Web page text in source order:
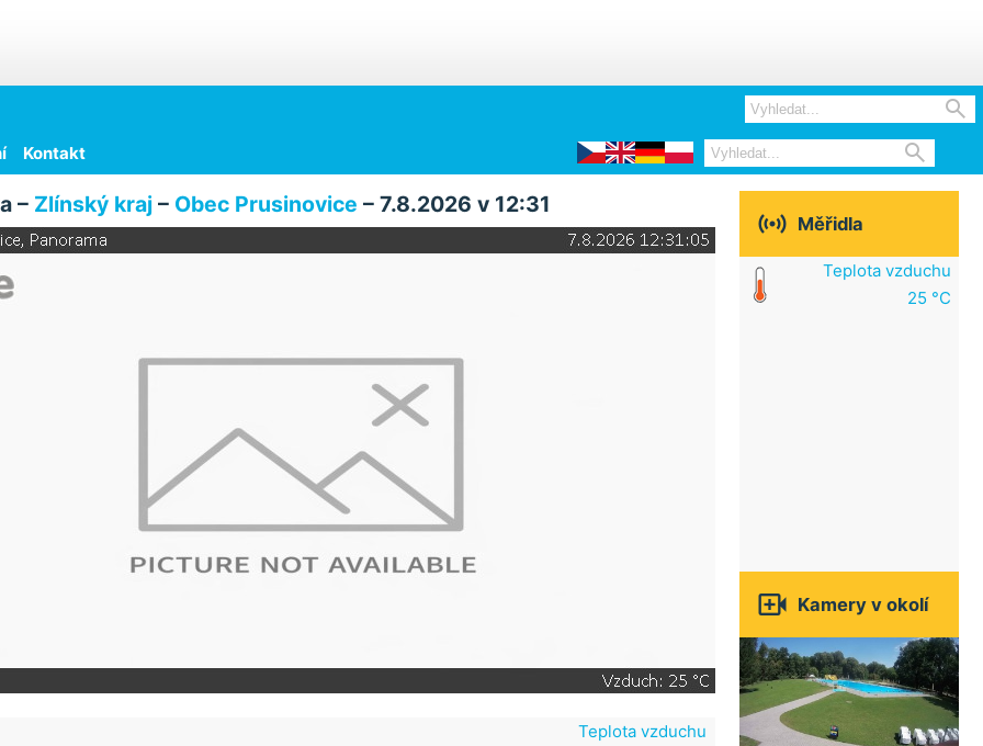

Kontakt 
– Zlínský kraj– Obec Prusinovice – 7.8.2026 v 12:31
Teplota vzduchu
 Měřidla
Teplota vzduchu
25 °C
 Kamery v okolí